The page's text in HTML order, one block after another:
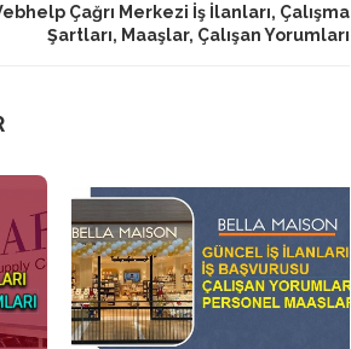
Çağrı Merkezi İş İlanları, Çalışma
Şartları, Maaşlar, Çalışan Yorumları